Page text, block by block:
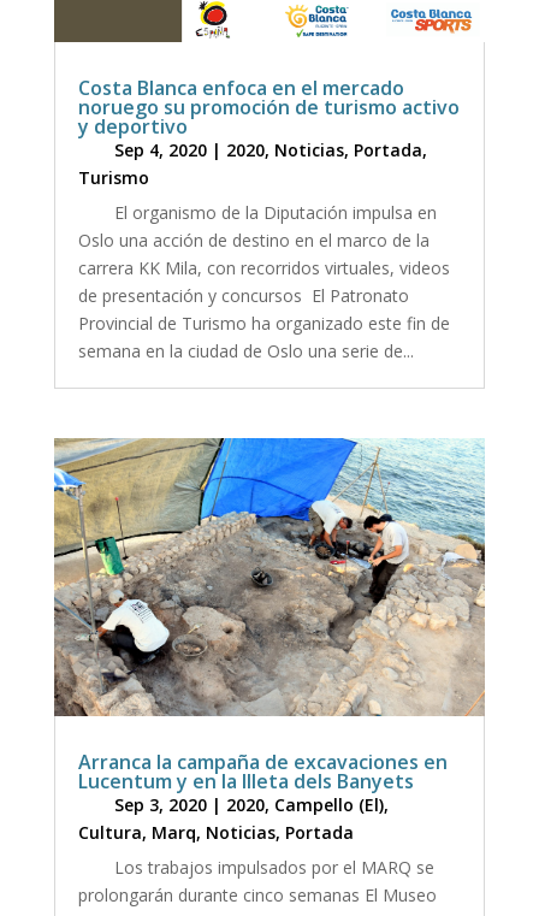
Costa Blanca enfoca en el mercado
noruego su promoción de turismo activo
y deportivo
Sep 4, 2020| 2020, Noticias, Portada,
Turismo
El organismo de la Diputación impulsa en
Oslo una acción de destino en el marco de la
carrera KK Mila, con recorridos virtuales, videos
de presentación y concursos El Patronato
Provincial de Turismo ha organizado este fin de
semana en la ciudad de Oslo una serie de...
Arranca la campaña de excavaciones en
Lucentum y en la Illeta dels Banyets
Sep 3, 2020| 2020, Campello (El),
Cultura, Marq, Noticias, Portada
Los trabajos impulsados por el MARQ se
prolongarán durante cinco semanas El Museo